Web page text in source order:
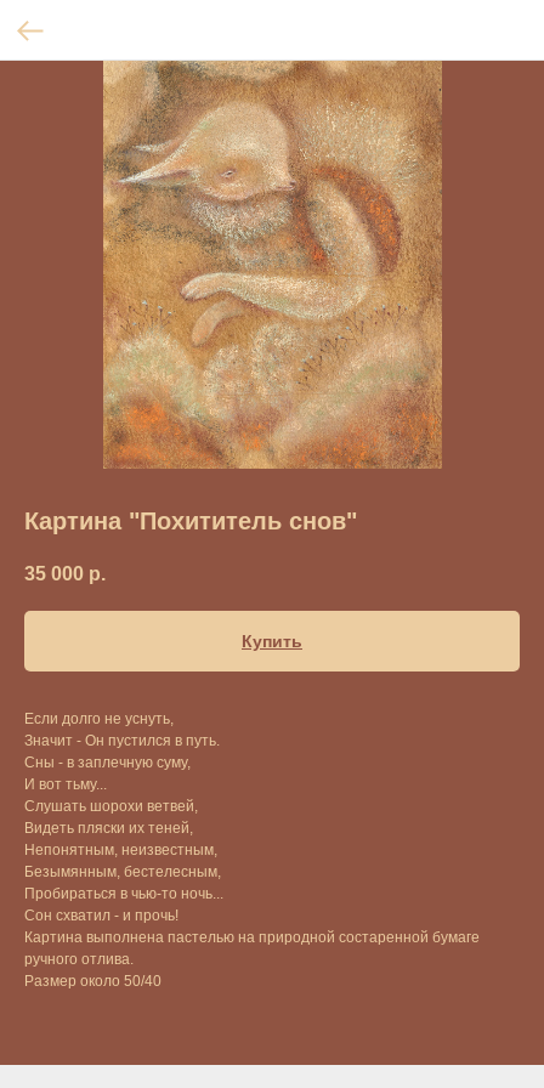
Картина "Похититель снов"
35 000 р.
Купить
Если долго не уснуть,
Значит - Он пустился в путь.
Сны - в заплечную суму,
И вот тьму...
Слушать шорохи ветвей,
Видеть пляски их теней,
Непонятным, неизвестным,
Безымянным, бестелесным,
Пробираться в чью-то ночь...
Сон схватил - и прочь!
Картина выполнена пастелью на природной состаренной бумаге
ручного отлива.
Размер около 50/40